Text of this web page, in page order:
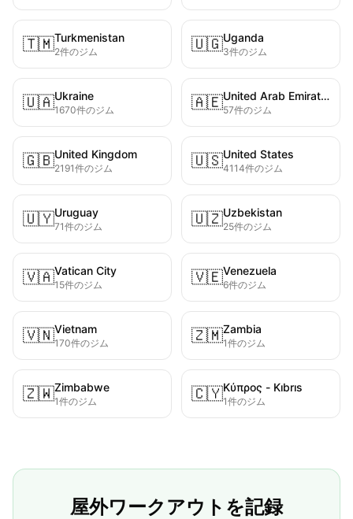
🇹🇲Turkmenistan
2件のジム 🇺🇬Uganda
3件のジム
🇺🇦Ukraine
1670件のジム 🇦🇪 United Arab Emirates
57件のジム
🇬🇧United Kingdom
2191件のジム 🇺🇸United States
4114件のジム
🇺🇾Uruguay
71件のジム 🇺🇿Uzbekistan
25件のジム
🇻🇦Vatican City
15件のジム 🇻🇪Venezuela
6件のジム
🇻🇳Vietnam
170件のジム 🇿🇲Zambia
1件のジム
🇿🇼Zimbabwe
1件のジム 🇨🇾Κύπρος - Kıbrıs
1件のジム
屋外ワークアウトを記録